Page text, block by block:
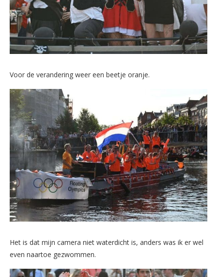
Voor de verandering weer een beetje oranje.
Het is dat mijn camera niet waterdicht is, anders was ik er wel
even naartoe gezwommen.